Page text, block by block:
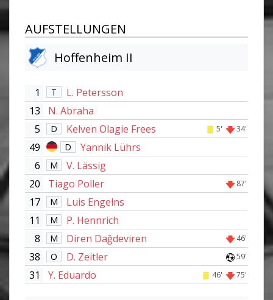
AUFSTELLUNGEN
Hoffenheim II
1 T
L. Petersson
13
N. Abraha
5
D Kelven Olagie Frees 5' 34'
49 D
Yannik Lührs
6
M
V. Lässig
20
Tiago Poller 87'
17 M
Luis Engelns
11
M
P. Hennrich
8
M Diren Dağdeviren 46'
38 O D. Zeitler 59'
31 Y. Eduardo 46' 75'